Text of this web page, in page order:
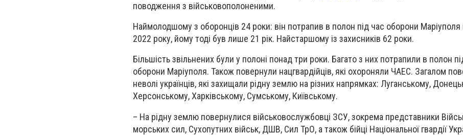
поводження з військовополоненими.
Наймолодшому з оборонців 24 роки: він потрапив в полон під час оборони Маріуполя
2022 року, йому тоді був лише 21 рік. Найстаршому із захисників 62 роки.
Більшість звільнених були у полоні понад три роки. Багато з них потрапили в полон
оборони Маріуполя. Також повернули нацгвардійців, які охороняли ЧАЕС. Загалом
неволі українців, які захищали рідну землю на різних напрямках: Луганському,
Херсонському, Харківському, Сумському, Київському.
– На рідну землю повернулися військовослужбовці ЗСУ, зокрема представники
морських сил, Сухопутних військ, ДШВ, Сил ТрО, а також бійці Національної гвардії